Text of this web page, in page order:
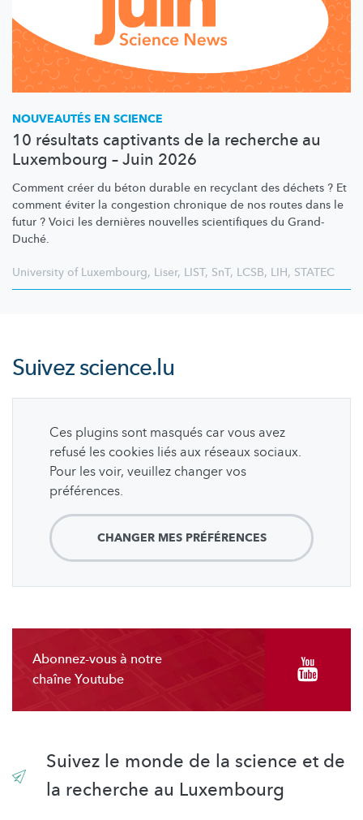
NOUVEAUTÉS EN SCIENCE
10 résultats captivants de la recherche au
Luxembourg – Juin 2026
Comment créer du béton durable en recyclant des déchets ? Et
comment éviter la congestion chronique de nos routes dans le
futur ? Voici les dernières nouvelles scientifiques du Grand-
Duché.
University of Luxembourg, Liser, LIST, SnT, LCSB, LIH, STATEC
Suivezscience.lu
Ces plugins sont masqués car vous avez
refusé les cookies liés aux réseaux sociaux.
Pour les voir, veuillez changer vos
préférences.
CHANGER MES PRÉFÉRENCES
Abonnez-vous à notre
chaîne Youtube
Suivez le monde de la science et de
la recherche au Luxembourg